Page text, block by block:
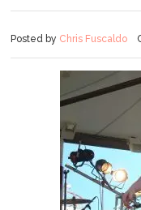
Posted by Chris Fuscaldo